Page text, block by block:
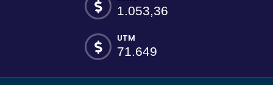
1.053,36
UTM
71.649